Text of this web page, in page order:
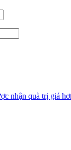
nhận quà trị giá